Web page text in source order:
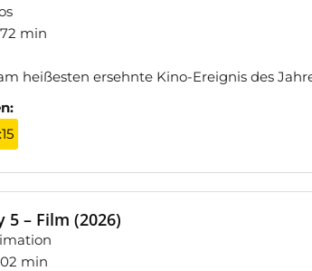
min
heißesten ersehnte Kino-Ereignis des
5 – Film (2026)
min